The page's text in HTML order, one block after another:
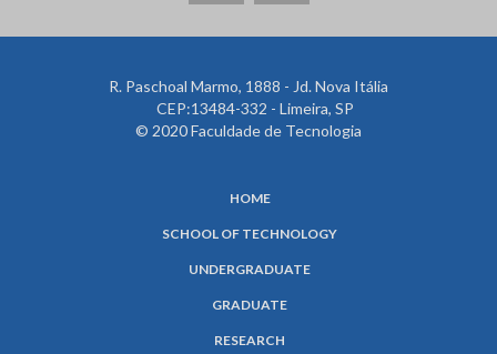
R. Paschoal Marmo, 1888 - Jd. Nova Itália
CEP:13484-332 - Limeira, SP
© 2020 Faculdade de Tecnologia
HOME
SCHOOL OF TECHNOLOGY
UNDERGRADUATE
GRADUATE
RESEARCH